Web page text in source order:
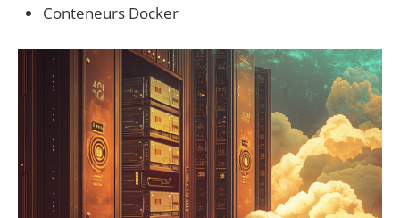
Conteneurs Docker